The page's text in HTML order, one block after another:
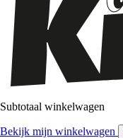
Subtotaal winkelwagen
Bekijk mijn winkelwagen